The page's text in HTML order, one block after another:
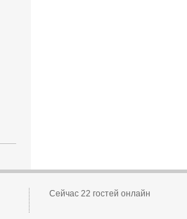
Сейчас 22 гостей онлайн